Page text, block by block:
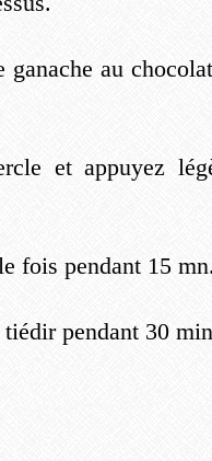
ganache au
et appuyez
fois pendant 15
pendant 30